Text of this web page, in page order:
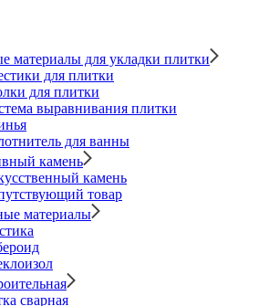
материалы для укладки плитки
для плитки
для плитки
выравнивания плитки
для ванны
камень
камень
товар
материалы
сварная